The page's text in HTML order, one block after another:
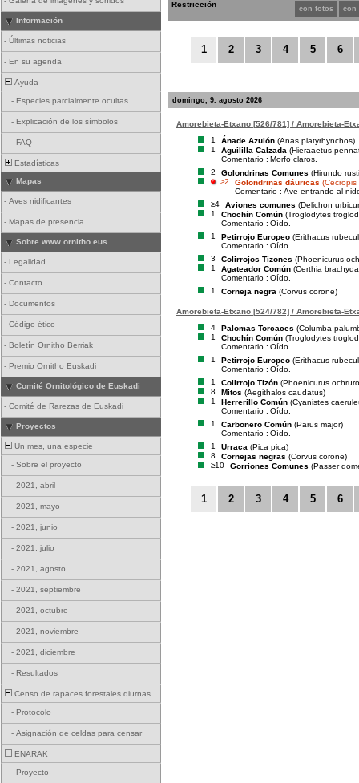
Información
- Últimas noticias
- En su agenda
Ayuda
- Especies parcialmente ocultas
- Explicación de los símbolos
- FAQ
Estadísticas
Mapas
- Aves nidificantes
- Mapas de presencia
Sobre www.ornitho.eus
- Legalidad
- Contacto
- Documentos
- Código ético
- Boletín Ornitho Berriak
- Premio Ornitho Euskadi
Comité Ornitológico de Euskadi
- Comité de Rarezas de Euskadi
Proyectos
Un mes, una especie
- Sobre el proyecto
- 2021, abril
- 2021, mayo
- 2021, junio
- 2021, julio
- 2021, agosto
- 2021, septiembre
- 2021, octubre
- 2021, noviembre
- 2021, diciembre
- Resultados
Censo de rapaces forestales diurnas
- Protocolo
- Asignación de celdas para censar
ENARAK
- Proyecto
Restricción con fotos con
1 2 3 4 5 6
domingo, 9. agosto 2026
Amorebieta-Etxano [526/781] / Amorebieta-
1
Ánade Azulón (Anas platyrhynchos)
1
Aguililla Calzada (Hieraaetus
Comentario : Morfo claros.
2
Golondrinas Comunes (Hirundo
≥2
Golondrinas dáuricas (Cecropis
Comentario : Ave entrando al
≥4
Aviones comunes (Delichon
1
Chochín Común (Troglodytes
Comentario : Oído.
1
Petirrojo Europeo (Erithacus
Comentario : Oído.
3
Colirrojos Tizones (Phoenicurus
1
Agateador Común (Certhia
Comentario : Oído.
1
Corneja negra (Corvus corone)
Amorebieta-Etxano [524/782] / Amorebieta-
4
Palomas Torcaces (Columba
1
Chochín Común (Troglodytes
Comentario : Oído.
1
Petirrojo Europeo (Erithacus
Comentario : Oído.
1
Colirrojo Tizón (Phoenicurus
8
Mitos (Aegithalos caudatus)
1
Herrerillo Común (Cyanistes
Comentario : Oído.
1
Carbonero Común (Parus major)
Comentario : Oído.
1
Urraca (Pica pica)
8
Cornejas negras (Corvus corone)
≥10
Gorriones Comunes (Passer
1 2 3 4 5 6